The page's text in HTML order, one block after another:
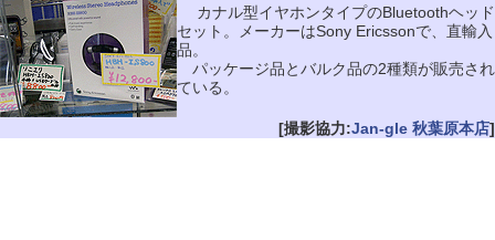
カナル型イヤホンタイプのBluetoothヘッド
セット。メーカーはSony Ericssonで、直輸入
品。
パッケージ品とバルク品の2種類が販売され
ている。
[撮影協力:Jan-gle 秋葉原本店]